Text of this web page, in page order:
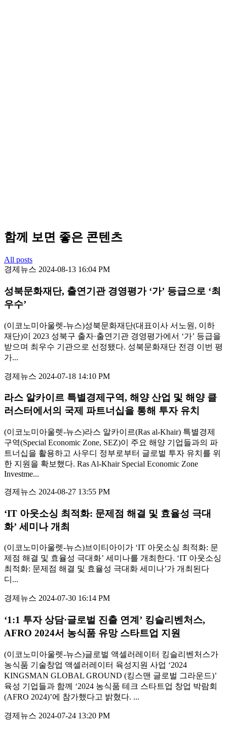
함께 보면 좋은 콘텐츠
All posts
경제뉴스 2024-08-13 16:04 PM
성북문화재단, 출연기관 경영평가 ‘가’ 등급으로 ‘최
우수’
(이코노미아울렛-뉴스)성북문화재단(대표이사 서노원, 이하
재단)이 2023 성북구 출자·출연기관 경영평가에서 ‘가’ 등급을
받으며 최우수 기관으로 선정됐다. 성북문화재단 전경 이번 평
가...
경제뉴스 2024-07-18 14:10 PM
라스 알카이르 특별경제구역, 해양 산업 및 해양 클
러스터에서의 국제 파트너십을 통해 투자 유치
(이코노미아울렛-뉴스)라스 알카이르(Ras al-Khair) 특별경제
구역(Special Economic Zone, SEZ)이 주요 해양 기업들과의 파
트너십을 활용하고 사우디 정부로부터 글로벌 투자 유치를 위
한 지원을 확보했다. Ras Al-Khair Special Economic Zone
Investme...
경제뉴스 2024-08-27 13:55 PM
‘IT 아웃소싱 최적화: 문제점 해결 및 효율성 극대
화’ 세미나 개최
(이코노미아울렛-뉴스)브이티아이가 ‘IT 아웃소싱 최적화: 문
제점 해결 및 효율성 극대화’ 세미나를 개최한다. ‘IT 아웃소싱
최적화: 문제점 해결 및 효율성 극대화 세미나’가 개최된다
디...
경제뉴스 2024-07-30 16:14 PM
‘1:1 투자 상담·글로벌 진출 연계’ 킹슬리벤처스,
AFRO 2024서 농식품 유망 스타트업 지원
(이코노미아울렛-뉴스)글로벌 액셀러레이터 킹슬리벤처스가
농식품 기술창업 액셀러레이터 육성지원 사업 ‘2024
KINGSMAN GLOBAL GROUND (킹스맨 글로벌 그라운드)’
육성 기업들과 함께 ‘2024 농식품 테크 스타트업 창업 박람회
(AFRO 2024)’에 참가했다고 밝혔다. ...
경제뉴스 2024-07-24 13:20 PM